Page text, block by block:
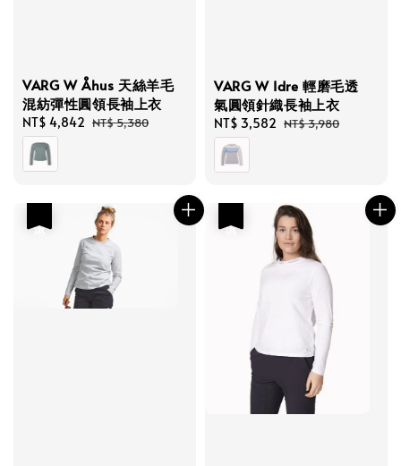
VARG W Åhus 天絲羊毛
混紡彈性圓領長袖上衣
Sale
price
NT$ 4,842 Regular
NT$ 5,380
VARG W Idre 輕磨毛透
氣圓領針織長袖上衣
Sale
price
NT$ 3,582 Regular
NT$ 3,980